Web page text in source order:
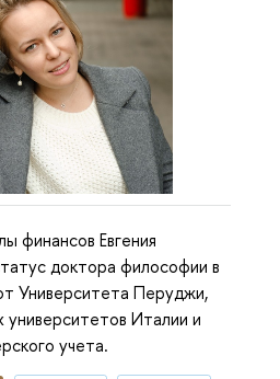
финансов Евгения
доктора философии в
Университета Перуджи,
университетов Италии и
учета.